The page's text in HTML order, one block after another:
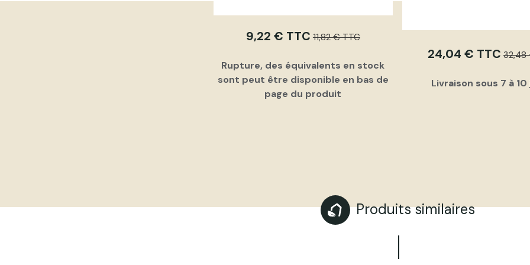
9,22 € TTC 11,82 € TTC
Rupture, des équivalents en stock
sont peut être disponible en bas de
page du produit
24,04 € TTC 32,48
Livraison sous 7 à
Produits similaires